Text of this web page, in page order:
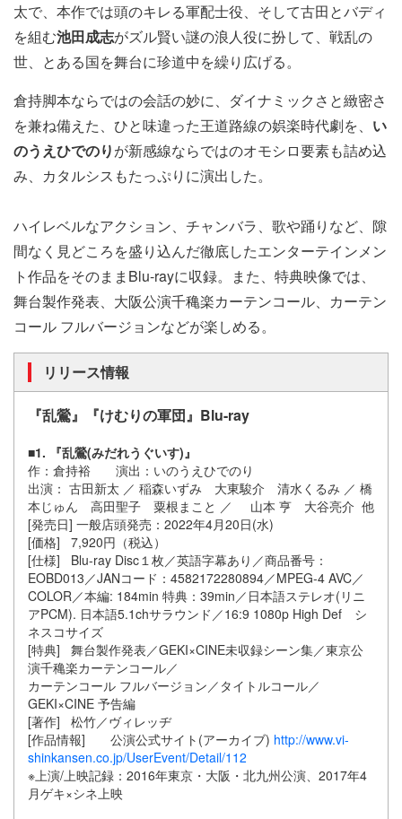
太で、本作では頭のキレる軍配士役、そして古田とバディ
を組む池田成志がズル賢い謎の浪人役に扮して、戦乱の
世、とある国を舞台に珍道中を繰り広げる。
倉持脚本ならではの会話の妙に、ダイナミックさと緻密さ
を兼ね備えた、ひと味違った王道路線の娯楽時代劇を、 い
のうえひでのりが新感線ならではのオモシロ要素も詰め込
み、カタルシスもたっぷりに演出した。
ハイレベルなアクション、チャンバラ、歌や踊りなど、隙
間なく見どころを盛り込んだ徹底したエンターテインメン
ト作品をそのままBlu-rayに収録。また、特典映像では、
舞台製作発表、大阪公演千穐楽カーテンコール、カーテン
コール フルバージョンなどが楽しめる。
リリース情報
『乱鶯』『けむりの軍団』Blu-ray
■1. 『乱鶯(みだれうぐいす)』
作：倉持裕 演出：いのうえひでのり
出演： 古田新太 ／ 稲森いずみ 大東駿介 清水くるみ ／ 橋
本じゅん 高田聖子 粟根まこと ／ 山本 亨 大谷亮介 他
[発売日] 一般店頭発売：2022年4月20日(水)
[価格] 7,920円（税込）
[仕様] Blu-ray Disc１枚／英語字幕あり／商品番号：
EOBD013／JANコード：4582172280894／MPEG-4 AVC／
COLOR／本編: 184min 特典：39min／日本語ステレオ(リニ
アPCM). 日本語5.1chサラウンド／16:9 1080p High Def シ
ネスコサイズ
[特典] 舞台製作発表／GEKI×CINE未収録シーン集／東京公
演千穐楽カーテンコール／
カーテンコール フルバージョン／タイトルコール／
GEKI×CINE 予告編
[著作] 松竹／ヴィレッヂ
[作品情報] 公演公式サイト(アーカイブ) http://www.vi-
shinkansen.co.jp/UserEvent/Detail/112
※上演/上映記録：2016年東京・大阪・北九州公演、2017年4
月ゲキ×シネ上映